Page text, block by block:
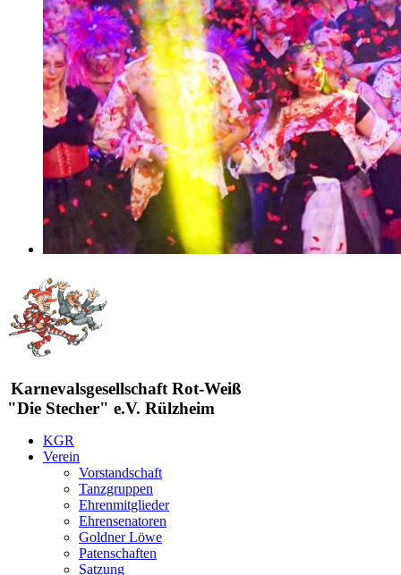
Karnevalsgesellschaft Rot-Weiß
"Die Stecher" e.V. Rülzheim
KGR
Verein
Vorstandschaft
Tanzgruppen
Ehrenmitglieder
Ehrensenatoren
Goldner Löwe
Patenschaften
Satzung